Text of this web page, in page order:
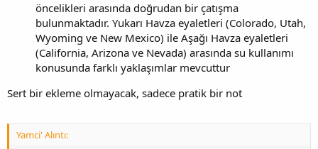
öncelikleri arasında doğrudan bir çatışma
bulunmaktadır. Yukarı Havza eyaletleri (Colorado, Utah,
Wyoming ve New Mexico) ile Aşağı Havza eyaletleri
(California, Arizona ve Nevada) arasında su kullanımı
konusunda farklı yaklaşımlar mevcuttur
Sert bir ekleme olmayacak, sadece pratik bir not
Yamci' Alıntı: